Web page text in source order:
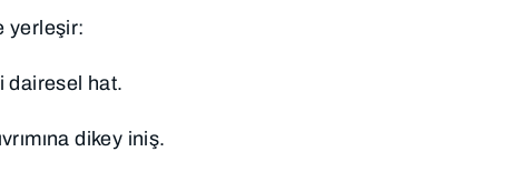
yerleşir:
dairesel hat.
dikey iniş.